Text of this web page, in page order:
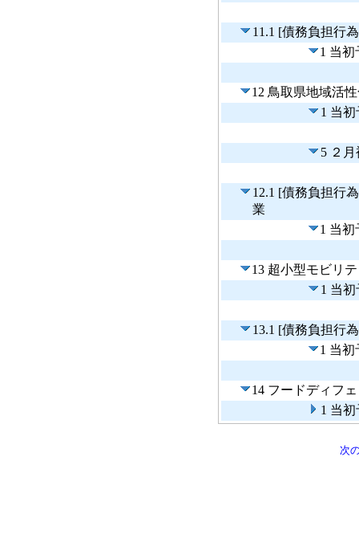
11.1 [債務負担行
1 当初
12 鳥取県地域活
1 当
5 ２
12.1 [債務負担行
業
1 当初
13 超小型モビリ
1 当
13.1 [債務負担行
1 当初
14 フードディフ
1 当
次